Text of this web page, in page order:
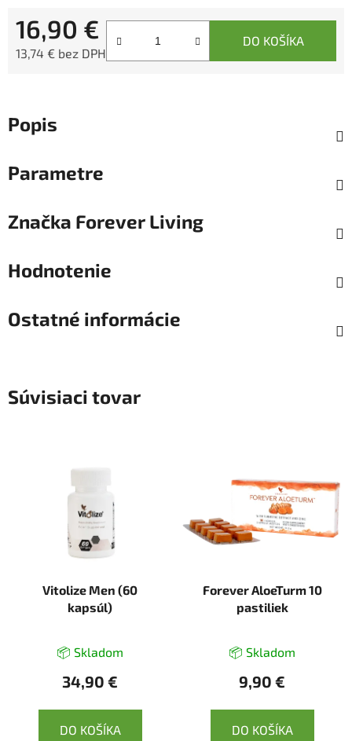
16,90 €
13,74 € bez DPH
DO KOŠÍKA
Popis
Parametre
Značka Forever Living
Hodnotenie
Ostatné informácie
Súvisiaci tovar
Vitolize Men (60
kapsúl)
📦 Skladom
34,90 €
DO KOŠÍKA
Forever AloeTurm 10
pastiliek
📦 Skladom
9,90 €
DO KOŠÍKA